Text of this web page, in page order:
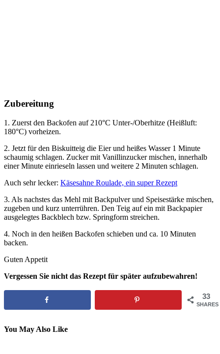
Zubereitung
1. Zuerst den Backofen auf 210°C Unter-/Oberhitze (Heißluft:
180°C) vorheizen.
2. Jetzt für den Biskuitteig die Eier und heißes Wasser 1 Minute
schaumig schlagen. Zucker mit Vanillinzucker mischen, innerhalb
einer Minute einrieseln lassen und weitere 2 Minuten schlagen.
Auch sehr lecker: Käsesahne Roulade, ein super Rezept
3. Als nachstes das Mehl mit Backpulver und Speisestärke mischen,
zugeben und kurz unterrühren. Den Teig auf ein mit Backpapier
ausgelegtes Backblech bzw. Springform streichen.
4. Noch in den heißen Backofen schieben und ca. 10 Minuten
backen.
Guten Appetit
Vergessen Sie nicht das Rezept für später aufzubewahren!
33
SHARES
You May Also Like